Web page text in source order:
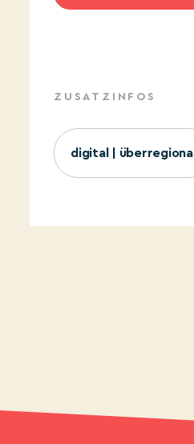
ZUSATZINFOS
digital | überregional